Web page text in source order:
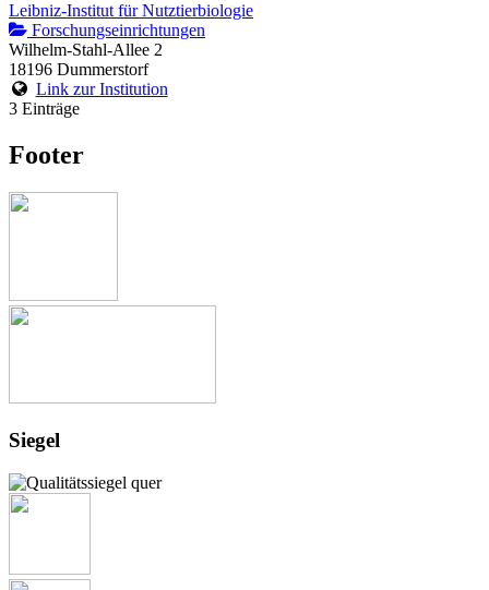
Leibniz-Institut für Nutztierbiologie
Forschungseinrichtungen
Wilhelm-Stahl-Allee 2
18196 Dummerstorf
Link zur Institution
3 Einträge
Footer
Siegel